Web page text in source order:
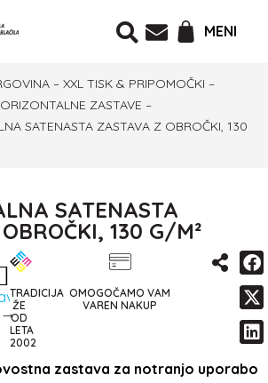
MENI
– XXL TISK & PRIPOMOČKI –
ZASTAVE –
SATENASTA ZASTAVA Z OBROČKI, 130
SATENASTA
130 G/M²
TRADICIJA
ŽE
OD
LETA
2002
OMOGOČAMO VAM
VAREN NAKUP
zastava za notranjo uporabo